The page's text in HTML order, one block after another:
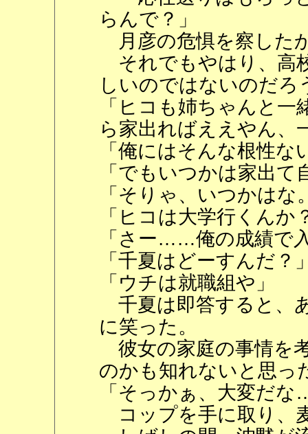
らんで？」
月彦の危惧を察した
それでもやはり、高
しいのではないのだろ
「ヒコも姉ちゃんと
ら家出ればええやん、
「俺にはそんな根性な
「でもいつかは家出
「そりゃ、いつかは
「ヒコは大学行くんか
「さー……俺の成績で
「千夏はどーすんだ？
「ウチは就職組や」
千夏は即答すると、
に笑った。
彼女の家庭の事情を
のかも知れないと思っ
「そっかぁ、大変だ
コップを手に取り、